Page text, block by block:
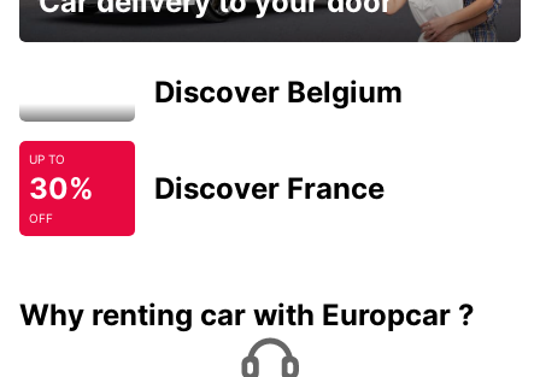
Discover Belgium
UP TO
30%
OFF
Discover France
Why renting car with Europcar ?